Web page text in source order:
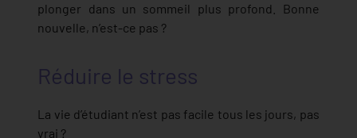
plonger dans un sommeil plus profond. Bonne
nouvelle, n’est-ce pas ?
Réduire le stress
La vie d’étudiant n’est pas facile tous les jours, pas
vrai ?